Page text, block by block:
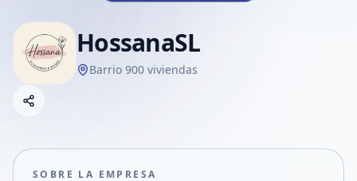
HossanaSL
Barrio 900 viviendas
Compartir empresa
SOBRE LA EMPRESA